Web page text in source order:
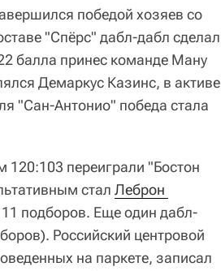
победой хозяев со
"Спёрс" дабл-дабл сделал
балла принес команде Ману
Демаркус Казинс, в активе
"Сан-Антонио" победа стала
120:103 переиграли "Бостон
стал Леброн
подборов. Еще один дабл-
Российский центровой
на паркете, записал